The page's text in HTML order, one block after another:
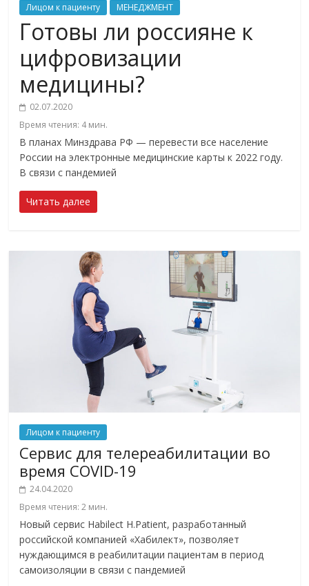
Лицом к пациенту МЕНЕДЖМЕНТ
Готовы ли россияне к
цифровизации
медицины?
02.07.2020
Время чтения: 4 мин.
В планах Минздрава РФ — перевести все население
России на электронные медицинские карты к 2022 году.
В связи с пандемией
Читать далее
Лицом к пациенту
Сервис для телереабилитации во
время COVID-19
24.04.2020
Время чтения:2 мин.
Новый сервис Habilect H.Patient, разработанный
российской компанией «Хабилект», позволяет
нуждающимся в реабилитации пациентам в период
самоизоляции в связи с пандемией